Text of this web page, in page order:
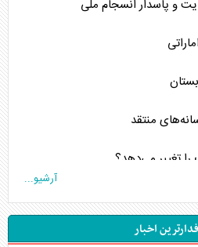
و پاسدار انسجام ملی
منتقد
تغییر می‌دهد؟
آمریکایی
آرشیو...
اخبار